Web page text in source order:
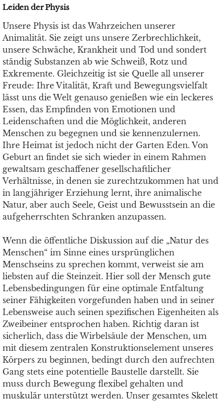
Leiden der Physis
Unsere Physis ist das Wahrzeichen unserer
Animalität. Sie zeigt uns unsere Zerbrechlichkeit,
unsere Schwäche, Krankheit und Tod und sondert
ständig Substanzen ab wie Schweiß, Rotz und
Exkremente. Gleichzeitig ist sie Quelle all unserer
Freude: Ihre Vitalität, Kraft und Bewegungsvielfalt
lässt uns die Welt genauso genießen wie ein leckeres
Essen, das Empfinden von Emotionen und
Leidenschaften und die Möglichkeit, anderen
Menschen zu begegnen und sie kennenzulernen.
Ihre Heimat ist jedoch nicht der Garten Eden. Von
Geburt an findet sie sich wieder in einem Rahmen
gewaltsam geschaffener gesellschaftlicher
Verhältnisse, in denen sie zurechtzukommen hat und
in langjähriger Erziehung lernt, ihre animalische
Natur, aber auch Seele, Geist und Bewusstsein an die
aufgeherrschten Schranken anzupassen.
Wenn die öffentliche Diskussion auf die „Natur des
Menschen“ im Sinne eines ursprünglichen
Menschseins zu sprechen kommt, verweist sie am
liebsten auf die Steinzeit. Hier soll der Mensch gute
Lebensbedingungen für eine optimale Entfaltung
seiner Fähigkeiten vorgefunden haben und in seiner
Lebensweise auch seinen spezifischen Eigenheiten als
Zweibeiner entsprochen haben. Richtig daran ist
sicherlich, dass die Wirbelsäule der Menschen, um
mit diesem zentralen Konstruktionselement unseres
Körpers zu beginnen, bedingt durch den aufrechten
Gang stets eine potentielle Baustelle darstellt. Sie
muss durch Bewegung flexibel gehalten und
muskulär unterstützt werden. Unser gesamtes Skelett